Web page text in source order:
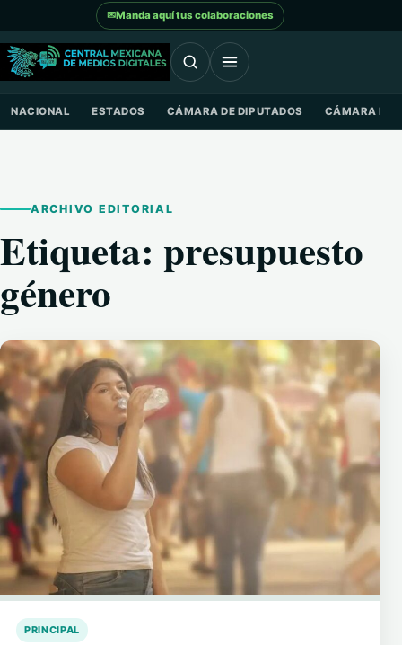
Saltar al contenido
✉Manda aquí tus colaboraciones
NACIONAL ESTADOS CÁMARA DE DIPUTADOS CÁMARA DE
ARCHIVO EDITORIAL
Etiqueta: presupuesto
género
PRINCIPAL